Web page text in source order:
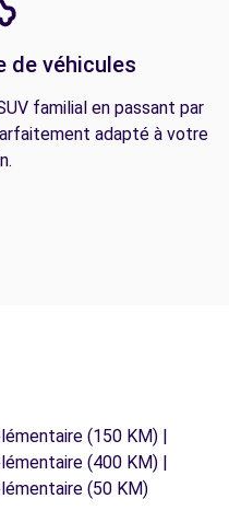
de véhicules
familial en passant par
adapté à votre
(150 KM) |
(400 KM) |
(50 KM)